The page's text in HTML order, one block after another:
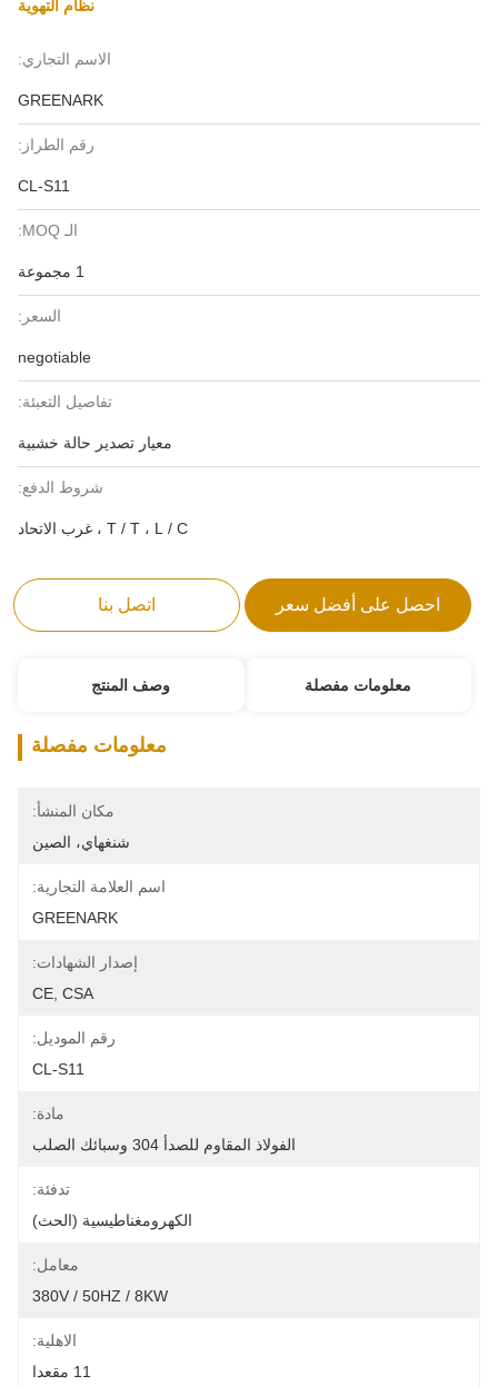
نظام التهوية
الاسم التجاري:
GREENARK
رقم الطراز:
CL-S11
الـ MOQ:
1 مجموعة
السعر:
negotiable
تفاصيل التعبئة:
معيار تصدير حالة خشبية
شروط الدفع:
T / T ، L / C ، غرب الاتحاد
احصل على أفضل سعر اتصل بنا
معلومات مفصلة وصف المنتج
معلومات مفصلة
مكان المنشأ:
شنغهاي، الصين
اسم العلامة التجارية:
GREENARK
إصدار الشهادات:
CE, CSA
رقم الموديل:
CL-S11
مادة:
الفولاذ المقاوم للصدأ 304 وسبائك الصلب
تدفئة:
الكهرومغناطيسية (الحث)
معامل:
380V / 50HZ / 8KW
الاهلية:
11 مقعدا